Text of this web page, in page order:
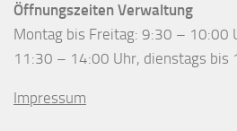
Öffnungszeiten Verwaltung
Montag bis Freitag: 9:30 – 10:00
11:30 – 14:00 Uhr, dienstags bis
Impressum